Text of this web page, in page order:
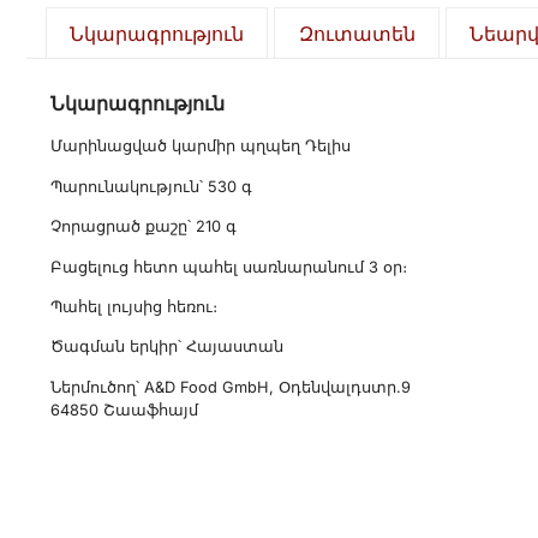
Նկարագրություն Զուտատեն
Նկարագրություն
Մարինացված կարմիր պղպեղ Դելիս
Պարունակություն՝ 530 գ
Չորացրած քաշը՝ 210 գ
Բացելուց հետո պահել սառնարանում 3 օր։
Պահել լույսից հեռու։
Ծագման երկիր՝ Հայաստան
Ներմուծող՝ A&D Food GmbH, Օդենվալդստր.9
64850 Շաաֆհայմ